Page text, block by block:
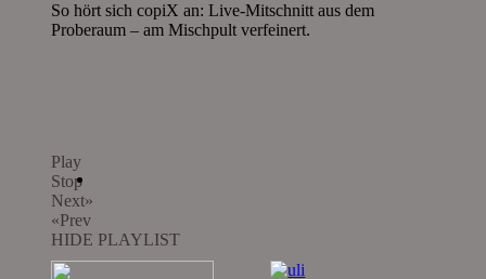
So hört sich copiX an: Live-Mitschnitt aus dem
Proberaum – am Mischpult verfeinert.
Play
Stop
Next»
«Prev
HIDE PLAYLIST